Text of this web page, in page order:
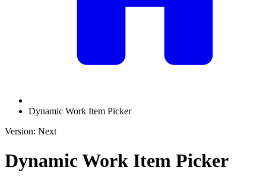
Dynamic Work Item Picker
Version: Next
Dynamic Work Item Picker